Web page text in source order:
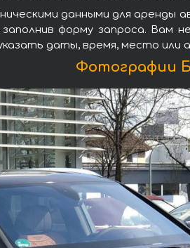
данными для
форму запроса.
даты, время, место или
Фотографии